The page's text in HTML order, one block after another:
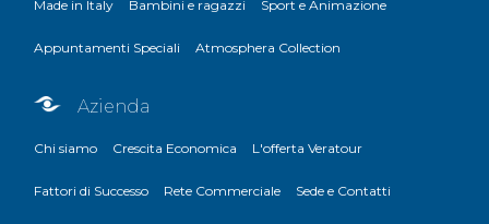
Made in Italy Bambini e ragazzi Sport e Animazione
Appuntamenti Speciali Atmosphera Collection
Azienda
Chi siamo Crescita Economica L'offerta Veratour
Fattori di Successo Rete Commerciale Sede e Contatti